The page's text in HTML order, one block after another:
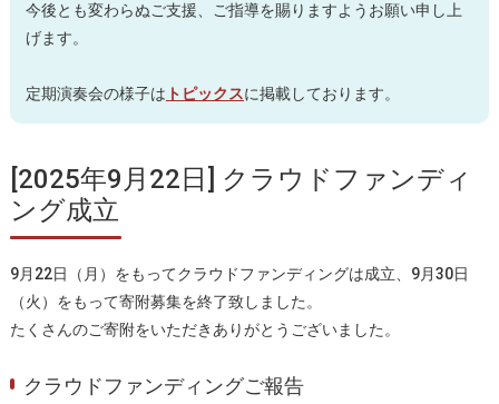
今後とも変わらぬご支援、ご指導を賜りますようお願い申し上
げます。
定期演奏会の様子は トピックスに掲載しております。
[2025年9月22日] クラウドファンディ
ング成立
9月22日（月）をもってクラウドファンディングは成立、9月30日
（火）をもって寄附募集を終了致しました。
たくさんのご寄附をいただきありがとうございました。
クラウドファンディングご報告